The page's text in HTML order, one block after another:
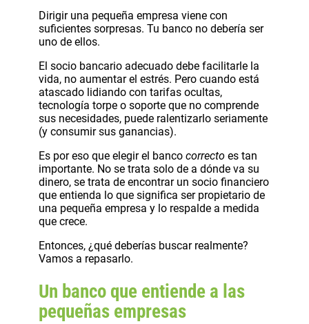
Dirigir una pequeña empresa viene con
suficientes sorpresas. Tu banco no debería ser
uno de ellos.
El socio bancario adecuado debe facilitarle la
vida, no aumentar el estrés. Pero cuando está
atascado lidiando con tarifas ocultas,
tecnología torpe o soporte que no comprende
sus necesidades, puede ralentizarlo seriamente
(y consumir sus ganancias).
Es por eso que elegir el banco correcto es tan
importante. No se trata solo de a dónde va su
dinero, se trata de encontrar un socio financiero
que entienda lo que significa ser propietario de
una pequeña empresa y lo respalde a medida
que crece.
Entonces, ¿qué deberías buscar realmente?
Vamos a repasarlo.
Un banco que entiende a las
pequeñas empresas